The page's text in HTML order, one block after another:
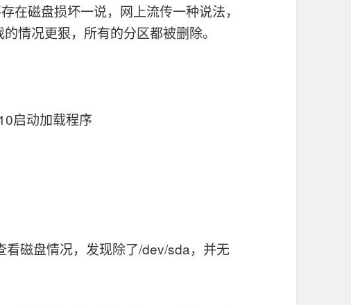
在磁盘损坏一说，网上流传一种说法，
情况更狠，所有的分区都被删除。
启动加载程序
磁盘情况，发现除了/dev/sda，并无